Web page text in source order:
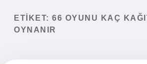
Yasal Uyarı
ETIKET: 66 OYUNU KAÇ
OYNANIR